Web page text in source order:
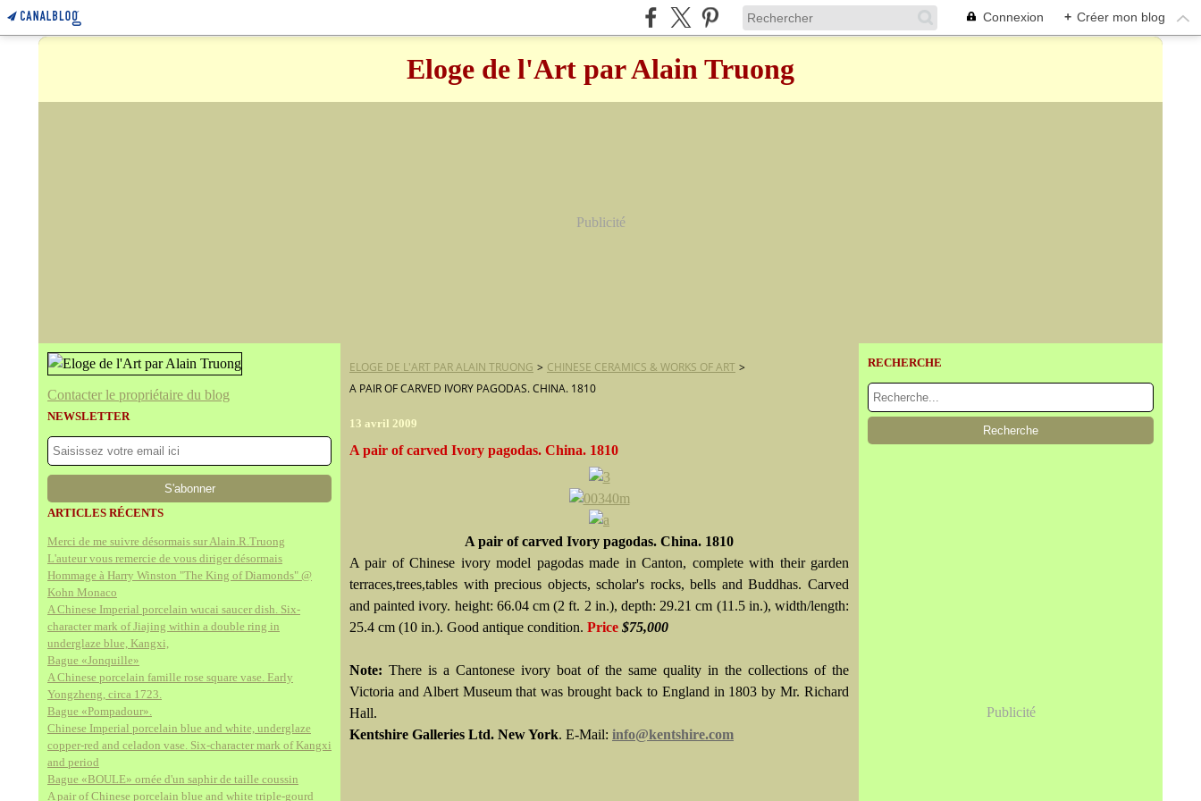
Connexion + Créer mon blog
Eloge de l'Art par Alain Truong
Publicité
Contacter le propriétaire du blog
NEWSLETTER
ARTICLES RÉCENTS
Merci de me suivre désormais sur Alain.R.Truong
L'auteur vous remercie de vous diriger désormais
Hommage à Harry Winston "The King of Diamonds" @
Kohn Monaco
A Chinese Imperial porcelain wucai saucer dish. Six-
character mark of Jiajing within a double ring in
underglaze blue, Kangxi,
Bague «Jonquille»
A Chinese porcelain famille rose square vase. Early
Yongzheng, circa 1723.
Bague «Pompadour».
Chinese Imperial porcelain blue and white, underglaze
copper-red and celadon vase. Six-character mark of Kangxi
and period
Bague «BOULE» ornée d'un saphir de taille coussin
A pair of Chinese porcelain blue and white triple-gourd
ELOGE DE L'ART PAR ALAIN TRUONG > CHINESE CERAMICS & WORKS OF ART >
A PAIR OF CARVED IVORY PAGODAS. CHINA. 1810
13 avril 2009
A pair of carved Ivory pagodas. China. 1810
A pair of carved Ivory pagodas. China. 1810
A pair of Chinese ivory model pagodas made in Canton, complete with their garden
terraces,trees,tables with precious objects, scholar's rocks, bells and Buddhas. Carved
and painted ivory. height: 66.04 cm (2 ft. 2 in.), depth: 29.21 cm (11.5 in.), width/length:
25.4 cm (10 in.). Good antique condition. Price $75,000
Note: There is a Cantonese ivory boat of the same quality in the collections of the
Victoria and Albert Museum that was brought back to England in 1803 by Mr. Richard
Hall.
Kentshire Galleries Ltd. New York. E-Mail: info@kentshire.com
RECHERCHE
Publicité